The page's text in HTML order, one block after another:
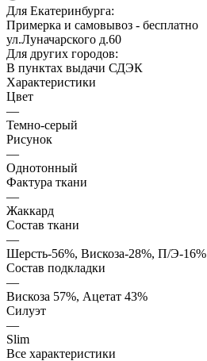
Для Екатеринбурга:
Примерка и самовывоз - бесплатно
ул.Луначарского д.60
Для других городов:
В пунктах выдачи СДЭК
Характеристики
Цвет
—
Темно-серый
Рисунок
—
Однотонный
Фактура ткани
—
Жаккард
Состав ткани
—
Шерсть-56%, Вискоза-28%, П/Э-16%
Состав подкладки
—
Вискоза 57%, Ацетат 43%
Силуэт
—
Slim
Все характеристики